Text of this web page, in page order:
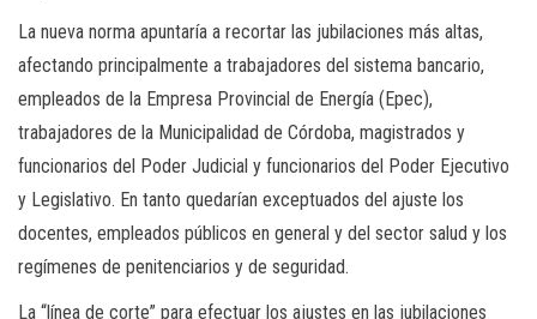
La nueva norma apuntaría a recortar las jubilaciones más altas,
afectando principalmente a trabajadores del sistema bancario,
empleados de la Empresa Provincial de Energía (Epec),
trabajadores de la Municipalidad de Córdoba, magistrados y
funcionarios del Poder Judicial y funcionarios del Poder Ejecutivo
y Legislativo. En tanto quedarían exceptuados del ajuste los
docentes, empleados públicos en general y del sector salud y los
regímenes de penitenciarios y de seguridad.
La “línea de corte” para efectuar los ajustes en las jubilaciones